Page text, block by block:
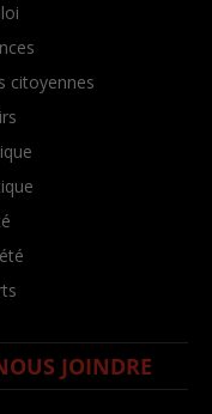
citoyennes
JOINDRE